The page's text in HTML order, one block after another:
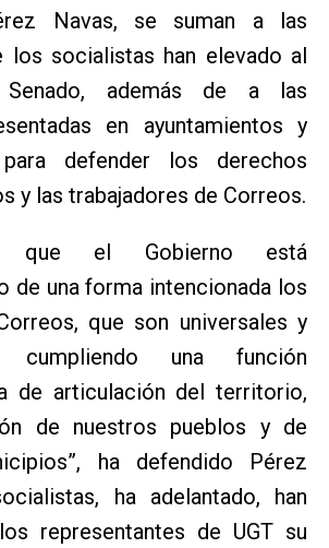
Navas, se suman a las
los socialistas han elevado al
además de a las
en ayuntamientos y
para defender los derechos
y las trabajadores de Correos.
que el Gobierno está
de una forma intencionada los
que son universales y
cumpliendo una función
de articulación del territorio,
de nuestros pueblos y de
ha defendido Pérez
ha adelantado, han
representantes de UGT su